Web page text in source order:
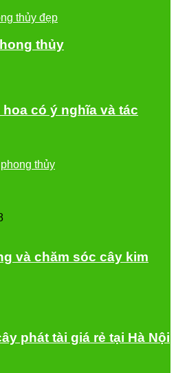
thủy
có ý nghĩa và tác
và chăm sóc cây kim
phát tài giá rẻ tại Hà Nội